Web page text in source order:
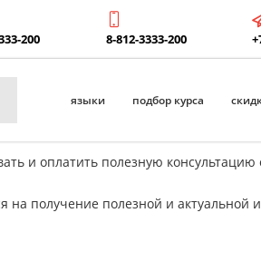
200 8-812-3333-200
языки подбор курса
и оплатить полезную
на получение полезной и